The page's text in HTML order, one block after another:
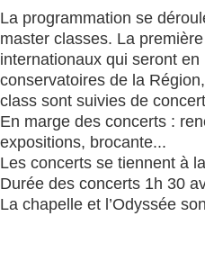
La programmation se
master classes. La
internationaux qui seront
conservatoires de la
class sont suivies de
En marge des concerts :
expositions, brocante...
Les concerts se tiennent à
Durée des concerts 1h 30
La chapelle et l’Odyssée